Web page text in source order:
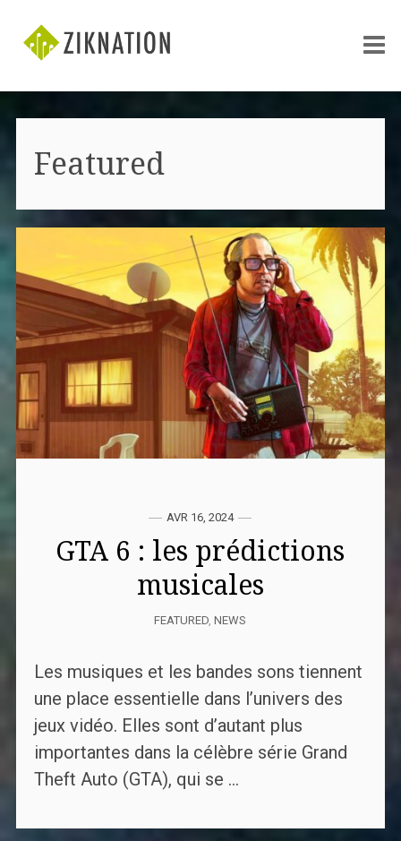
Featured
AVR 16, 2024
GTA 6 : les prédictions
musicales
FEATURED,NEWS
Les musiques et les bandes sons tiennent
une place essentielle dans l’univers des
jeux vidéo. Elles sont d’autant plus
importantes dans la célèbre série Grand
Theft Auto (GTA), qui se ...